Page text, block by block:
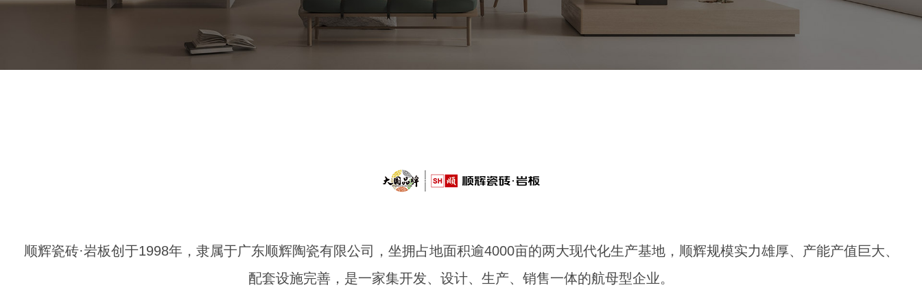
顺辉瓷砖·岩板创于1998年，隶属于广东顺辉陶瓷有限公司，坐拥占地面积逾4000亩的两大现代化生产基地，顺辉规模实力雄厚、产能产值巨大、
配套设施完善，是一家集开发、设计、生产、销售一体的航母型企业。